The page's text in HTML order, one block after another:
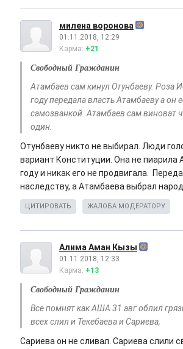
милена воронова
01.11.2018, 12:29
Карма: +21
Свободный Гражданин
Атамбаев сам кинул Отунбаеву. Роза
году передала власть Атамбаеву а он
самозванкой. Атамбаев сам виноват
один.
Отунбаеву никто не выбирал. Люди
вариант Конституции. Она не пиарила
году и никак его не продвигала.
наследству, а Атамбаева выбрал
ЦИТИРОВАТЬ ЖАЛОБА МОДЕРАТОРУ
Алима Аман Кызы
01.11.2018, 12:33
Карма: +13
Свободный Гражданин
Все помнят как АША 31 авг облил
всех слил и Текебаева и Сариева,
Сариева он не сливал. Сариева слили